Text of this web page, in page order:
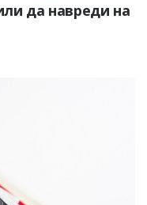
да навреди на